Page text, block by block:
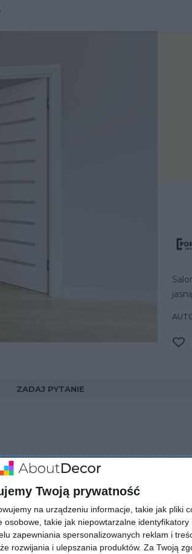
Twoją prywatność
na urządzeniu informacje, takie jak pliki
takie jak niepowtarzalne identyfikatory
zapewniania spersonalizowanych reklam i
rozwijania i ulepszania produktów. Za Twoją
ZADAJ PYTANIE